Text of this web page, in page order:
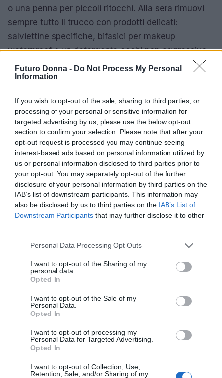
Futuro Donna - Do Not Process My Personal
Information
If you wish to opt-out of the sale, sharing to third parties, or
processing of your personal or sensitive information for
targeted advertising by us, please use the below opt-out
section to confirm your selection. Please note that after your
opt-out request is processed you may continue seeing
interest-based ads based on personal information utilized by
us or personal information disclosed to third parties prior to
your opt-out. You may separately opt-out of the further
disclosure of your personal information by third parties on the
IAB’s list of downstream participants. This information may
also be disclosed by us to third parties on the IAB’s List of
Downstream Participants that may further disclose it to other
Please note that this website/app uses one or more Google
not limited to your visit or usage behaviour. You may click to
grant or deny consent to Google and its third-party tags to
use your data for below specified purposes in below Google
consent section.
Personal Data Processing Opt Outs
I want to opt-out of the Sharing of my
personal data.
Opted In
I want to opt-out of the Sale of my
Personal Data.
Opted In
I want to opt-out of processing my
Personal Data for Targeted Advertising.
Opted In
I want to opt-out of Collection, Use,
Retention, Sale, and/or Sharing of my
o una penna per piccoli ritocchi. Alla sera rimuovi
sempre tutto il trucco con prodotti delicati:
salviettine specifiche, bifasici per makeup
waterproof o un detergente occhi non aggressivo.
La pelle intorno agli occhi è sottile e sensibile,
quindi una detersione accurata previene irritazioni
Che cos’è e come scegliere l’eyeliner
Per eyeliner si intende il tratto di colore applicato
lungo la rima ciliare per valorizzare lo sguardo. La
scelta tra matita, penna, gel o liquido dipende dal
livello di precisione che desideri e dall’effetto
finale.0
Matteo Galli ha seguito la manifestazione per il
lavoro in piazza Duomo documentando
passaggi chiave con foto e verbali; è cronista
di prima pagina e suggerisce le aperture
redazione note grafiche e una collezione di
locandine teatrali.